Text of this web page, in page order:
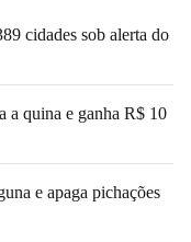
cidades sob alerta do
a quina e ganha R$ 10
e apaga pichações